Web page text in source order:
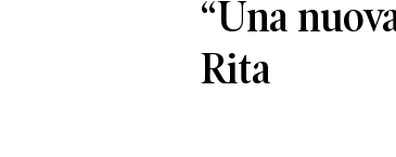
“Una
Rita